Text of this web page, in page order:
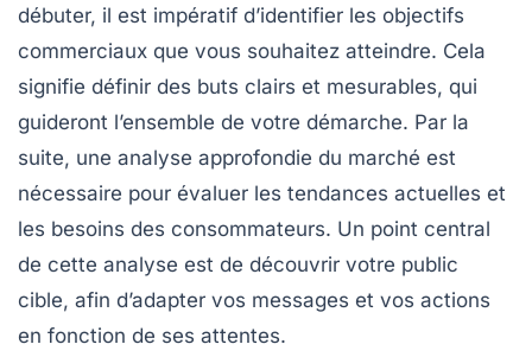
débuter, il est impératif d’identifier les objectifs
commerciaux que vous souhaitez atteindre. Cela
signifie définir des buts clairs et mesurables, qui
guideront l’ensemble de votre démarche. Par la
suite, une analyse approfondie du marché est
nécessaire pour évaluer les tendances actuelles et
les besoins des consommateurs. Un point central
de cette analyse est de découvrir votre public
cible, afin d’adapter vos messages et vos actions
en fonction de ses attentes.